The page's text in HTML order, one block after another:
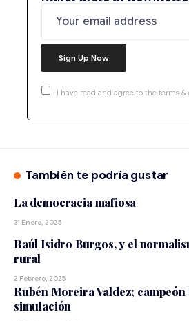
I have read and agree to the terms
También te podría gustar
La democracia mafiosa
31 Enero, 2025
Raúl Isidro Burgos, y el
rural
2 Febrero, 2025
Rubén Moreira Valdez; campeón
simulación